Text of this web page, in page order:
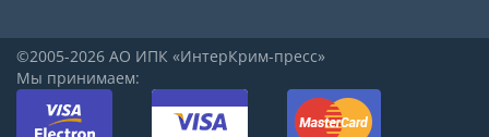
©2005-2026 АО ИПК «ИнтерКрим-пресс»
Мы принимаем: